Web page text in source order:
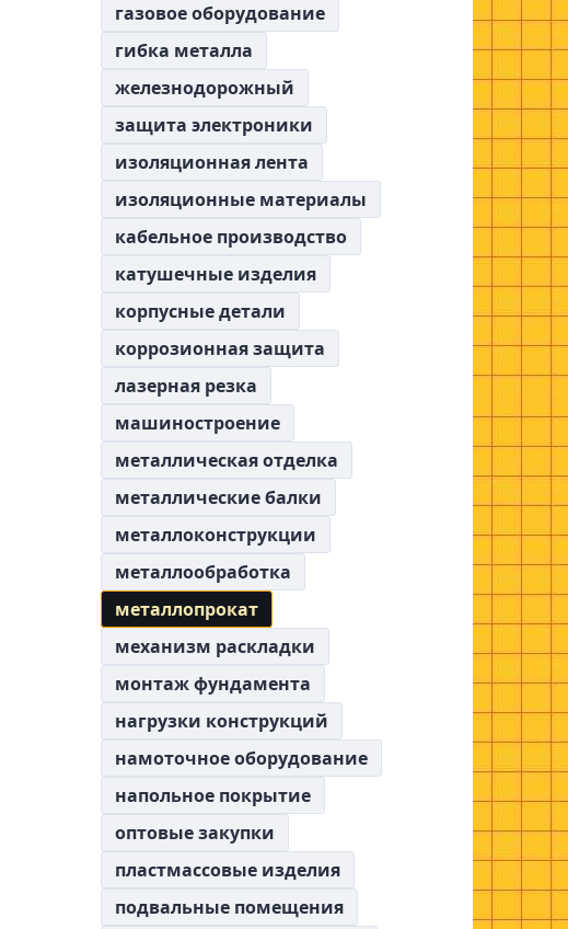
газовое оборудование
гибка металла
железнодорожный
защита электроники
изоляционная лента
изоляционные материалы
кабельное производство
катушечные изделия
корпусные детали
коррозионная защита
лазерная резка
машиностроение
металлическая отделка
металлические балки
металлоконструкции
металлообработка
металлопрокат
механизм раскладки
монтаж фундамента
нагрузки конструкций
намоточное оборудование
напольное покрытие
оптовые закупки
пластмассовые изделия
подвальные помещения